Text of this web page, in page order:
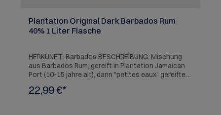
Plantation Original Dark Barbados Rum
40% 1 Liter Flasche
HERKUNFT: Barbados BESCHREIBUNG: Mischung
aus Barbados Rum, gereift in Plantation Jamaican
Port (10-15 jahre alt), dann "petites eaux" gereifter
Cocktails, probieren Sie es mit Ingwerbier.
22,99 €*